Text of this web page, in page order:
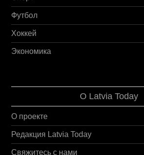
Футбол
Хоккей
Экономика
О Latvia Today
О проекте
Редакция Latvia Today
Свяжитесь с нами